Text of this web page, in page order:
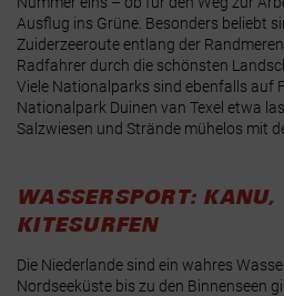
Ausflug ins Grüne. Besonders beliebt
Zuiderzeeroute entlang der
Radfahrer durch die schönsten
Viele Nationalparks sind ebenfalls auf
Nationalpark Duinen van Texel etwa
Salzwiesen und Strände mühelos mit
WASSERSPORT: KANU,
KITESURFEN
Die Niederlande sind ein wahres
Nordseeküste bis zu den Binnenseen